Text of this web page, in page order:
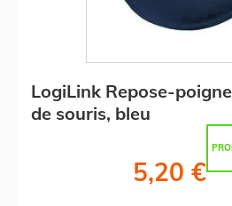
LogiLink Repose-
de souris, bleu
5,20 €